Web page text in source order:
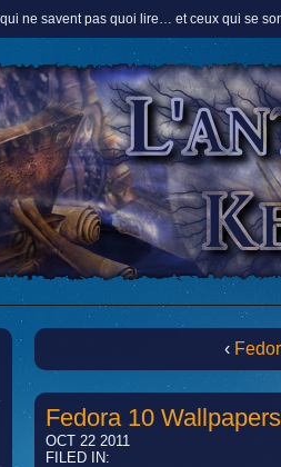
qui ne savent pas quoi lire… et ceux qui se
‹
Fedora 10 Wallpapers
OCT 22 2011
FILED IN: